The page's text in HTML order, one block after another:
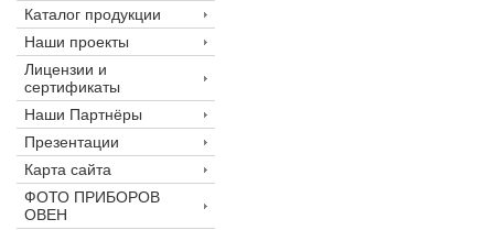
Каталог продукции
Наши проекты
Лицензии и
сертификаты
Наши Партнёры
Презентации
Карта сайта
ФОТО ПРИБОРОВ
ОВЕН